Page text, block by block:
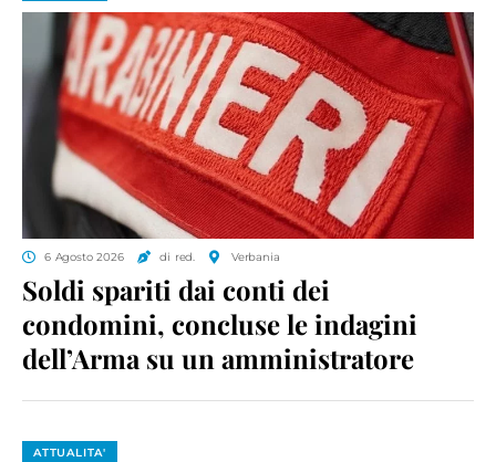
6 Agosto 2026 di red. Verbania
Soldi spariti dai conti dei
condomini, concluse le indagini
dell’Arma su un amministratore
ATTUALITA'